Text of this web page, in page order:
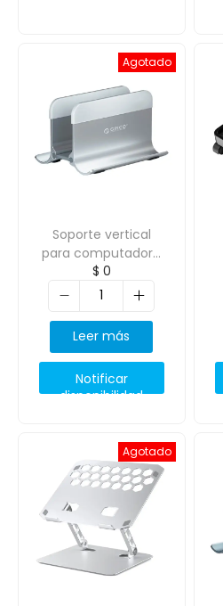
Agotado
Soporte vertical
para computadora
portatil con
bloqueo por
NPB2-GY
$ 0
Leer más
Notificar
disponibilidad
Agotado